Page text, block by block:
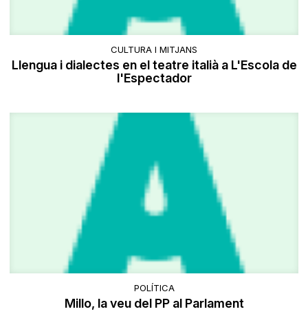
CULTURA I MITJANS
Llengua i dialectes en el teatre italià a L'Escola de
l'Espectador
POLÍTICA
Millo, la veu del PP al Parlament